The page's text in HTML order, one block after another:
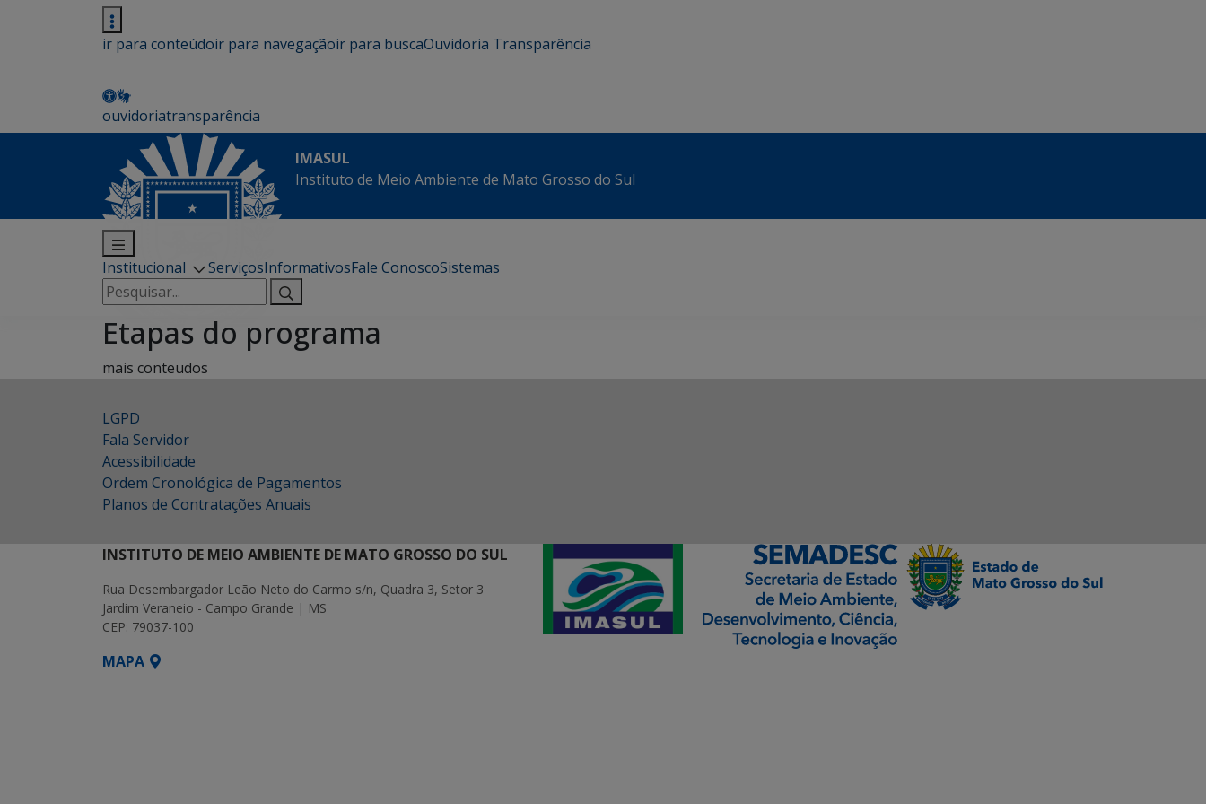
ir para conteúdoir para navegaçãoir para buscaOuvidoria Transparência
ouvidoriatransparência
IMASUL
Instituto de Meio Ambiente de Mato Grosso do Sul
Institucional ServiçosInformativosFale ConoscoSistemas
Pesquisar
por:
Etapas do programa
mais conteudos
LGPD
Fala Servidor
Acessibilidade
Ordem Cronológica de Pagamentos
Planos de Contratações Anuais
INSTITUTO DE MEIO AMBIENTE DE MATO GROSSO DO SUL
Rua Desembargador Leão Neto do Carmo s/n, Quadra 3, Setor 3
Jardim Veraneio - Campo Grande | MS
CEP: 79037-100
MAPA